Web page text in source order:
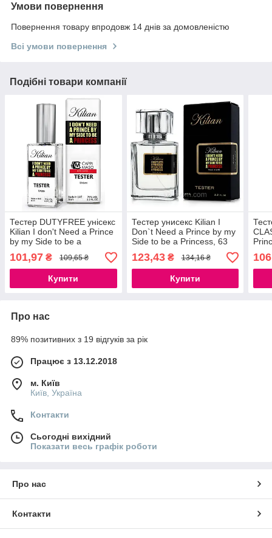
Умови повернення
Повернення товару впродовж 14 днів за домовленістю
Всі умови повернення
Подібні товари компанії
Тестер DUTYFREE унісекс
Kilian I don't Need a Prince
by my Side to be a
Princess, 60 мл
101,97 ₴ 109,65 ₴
Купити
Тестер унисекс Kilian I
Don`t Need a Prince by my
Side to be a Princess, 63
мл.
123,43₴ 134,16 ₴
Купити
Про нас
89% позитивних з 19 відгуків за рік
Працює з 13.12.2018
м. Київ
Київ, Україна
Контакти
Сьогодні вихідний
Показати весь графік роботи
Про нас
Контакти